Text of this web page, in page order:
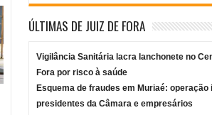
ÚLTIMAS DE JUIZ DE FORA
Vigilância Sanitária lacra lanchonete no
Fora por risco à saúde
Esquema de fraudes em Muriaé: operação
presidentes da Câmara e empresários